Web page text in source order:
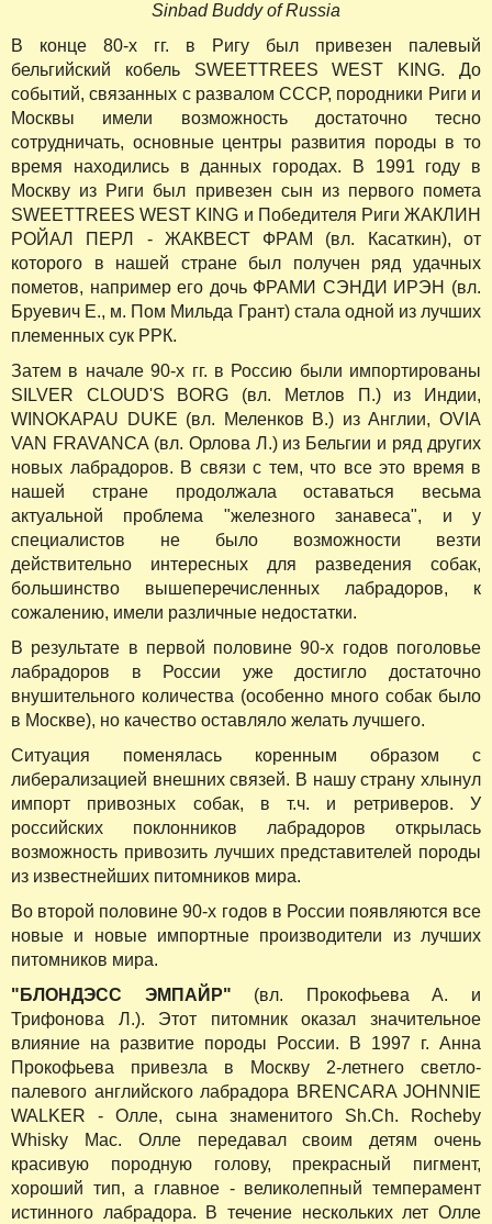
Sinbad Buddy of Russia
В конце 80-х гг. в Ригу был привезен палевый
бельгийский кобель SWEETTREES WEST KING. До
событий, связанных с развалом СССР, породники Риги и
Москвы имели возможность достаточно тесно
сотрудничать, основные центры развития породы в то
время находились в данных городах. В 1991 году в
Москву из Риги был привезен сын из первого помета
SWEETTREES WEST KING и Победителя Риги ЖАКЛИН
РОЙАЛ ПЕРЛ - ЖАКВЕСТ ФРАМ (вл. Касаткин), от
которого в нашей стране был получен ряд удачных
пометов, например его дочь ФРАМИ СЭНДИ ИРЭН (вл.
Бруевич Е., м. Пом Мильда Грант) стала одной из лучших
племенных сук РРК.
Затем в начале 90-х гг. в Россию были импортированы
SILVER CLOUD'S BORG (вл. Метлов П.) из Индии,
WINOKAPAU DUKE (вл. Меленков В.) из Англии, OVIA
VAN FRAVANCA (вл. Орлова Л.) из Бельгии и ряд других
новых лабрадоров. В связи с тем, что все это время в
нашей стране продолжала оставаться весьма
актуальной проблема "железного занавеса", и у
специалистов не было возможности везти
действительно интересных для разведения собак,
большинство вышеперечисленных лабрадоров, к
сожалению, имели различные недостатки.
В результате в первой половине 90-х годов поголовье
лабрадоров в России уже достигло достаточно
внушительного количества (особенно много собак было
в Москве), но качество оставляло желать лучшего.
Ситуация поменялась коренным образом с
либерализацией внешних связей. В нашу страну хлынул
импорт привозных собак, в т.ч. и ретриверов. У
российских поклонников лабрадоров открылась
возможность привозить лучших представителей породы
из известнейших питомников мира.
Во второй половине 90-х годов в России появляются все
новые и новые импортные производители из лучших
питомников мира.
"БЛОНДЭСС ЭМПАЙР" (вл. Прокофьева А. и
Трифонова Л.). Этот питомник оказал значительное
влияние на развитие породы России. В 1997 г. Анна
Прокофьева привезла в Москву 2-летнего светло-
палевого английского лабрадора BRENCARA JOHNNIE
WALKER - Олле, сына знаменитого Sh.Ch. Rocheby
Whisky Mac. Олле передавал своим детям очень
красивую породную голову, прекрасный пигмент,
хороший тип, а главное - великолепный темперамент
истинного лабрадора. В течение нескольких лет Олле